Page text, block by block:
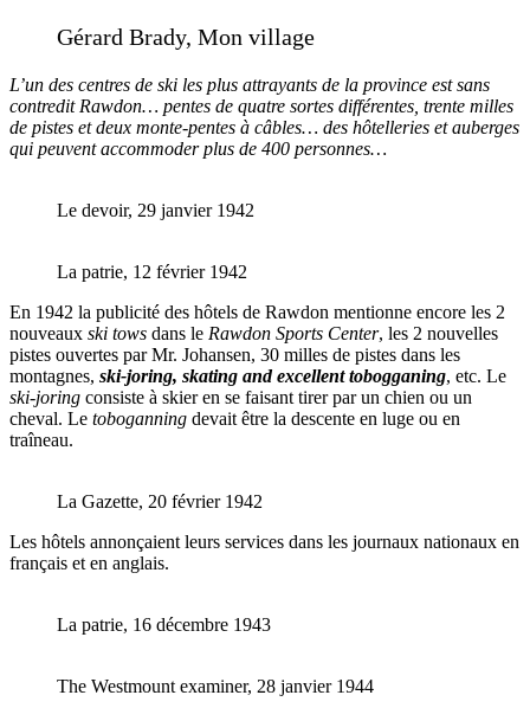
Gérard Brady, Mon village
L’un des centres de ski les plus attrayants de la province est sans
contredit Rawdon… pentes de quatre sortes différentes, trente milles
de pistes et deux monte-pentes à câbles… des hôtelleries et auberges
qui peuvent accommoder plus de 400 personnes…
Le devoir, 29 janvier 1942
La patrie, 12 février 1942
En 1942 la publicité des hôtels de Rawdon mentionne encore les 2
nouveaux ski tows dans le Rawdon Sports Center, les 2 nouvelles
pistes ouvertes par Mr. Johansen, 30 milles de pistes dans les
montagnes, ski-joring, skating and excellent tobogganing, etc. Le
ski-joring consiste à skier en se faisant tirer par un chien ou un
cheval. Le toboganning devait être la descente en luge ou en
traîneau.
La Gazette, 20 février 1942
Les hôtels annonçaient leurs services dans les journaux nationaux en
français et en anglais.
La patrie, 16 décembre 1943
The Westmount examiner, 28 janvier 1944